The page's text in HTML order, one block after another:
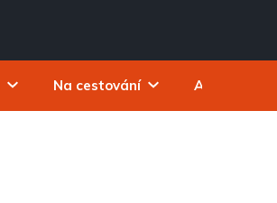
Na cestování